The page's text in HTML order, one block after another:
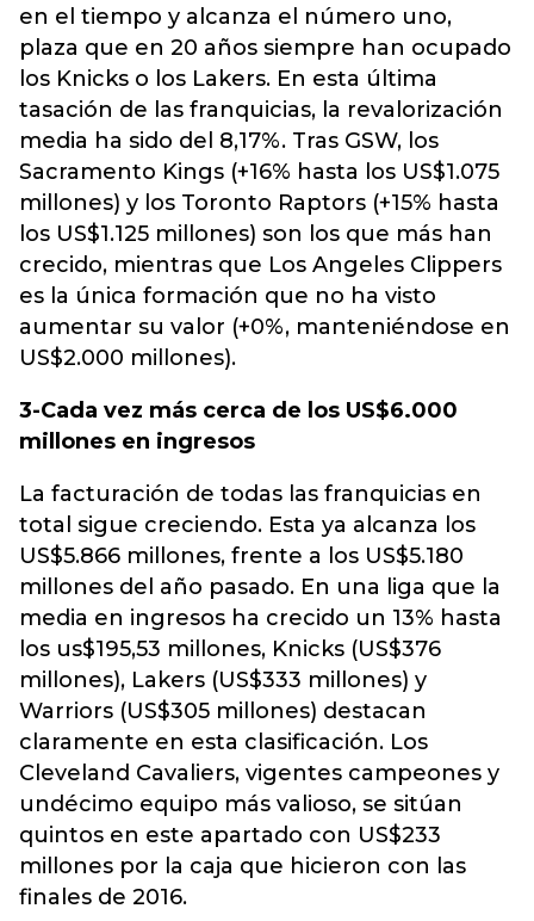
en el tiempo y alcanza el número uno,
plaza que en 20 años siempre han ocupado
los Knicks o los Lakers. En esta última
tasación de las franquicias, la revalorización
media ha sido del 8,17%. Tras GSW, los
Sacramento Kings (+16% hasta los US$1.075
millones) y los Toronto Raptors (+15% hasta
los US$1.125 millones) son los que más han
crecido, mientras que Los Angeles Clippers
es la única formación que no ha visto
aumentar su valor (+0%, manteniéndose en
US$2.000 millones).
3-Cada vez más cerca de los US$6.000
millones en ingresos
La facturación de todas las franquicias en
total sigue creciendo. Esta ya alcanza los
US$5.866 millones, frente a los US$5.180
millones del año pasado. En una liga que la
media en ingresos ha crecido un 13% hasta
los us$195,53 millones, Knicks (US$376
millones), Lakers (US$333 millones) y
Warriors (US$305 millones) destacan
claramente en esta clasificación. Los
Cleveland Cavaliers, vigentes campeones y
undécimo equipo más valioso, se sitúan
quintos en este apartado con US$233
millones por la caja que hicieron con las
finales de 2016.